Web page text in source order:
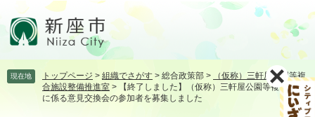
頭飛 現在地 トップページ > 組織でさがす > 総合政策部 >
（仮称）三軒屋公園等複
合施設整備推進室 >
【終了しました】（仮称）三軒屋公園等複合施設
に係る意見交換会の参加者を募集しました